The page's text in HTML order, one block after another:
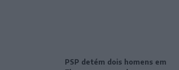
PSP detém dois homens em